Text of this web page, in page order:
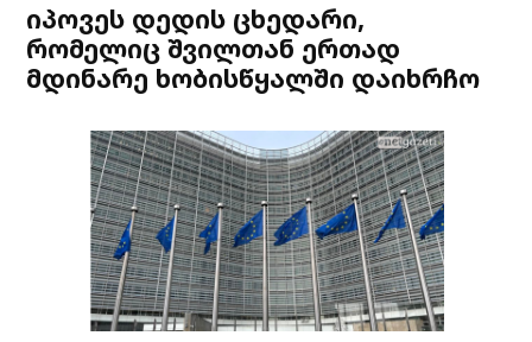
იპოვეს დედის ცხედარი,
რომელიც შვილთან ერთად
მდინარე ხობისწყალში დაიხრჩო